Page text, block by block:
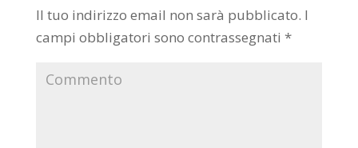
Il tuo indirizzo email non sarà pubblicato. I
campi obbligatori sono contrassegnati *